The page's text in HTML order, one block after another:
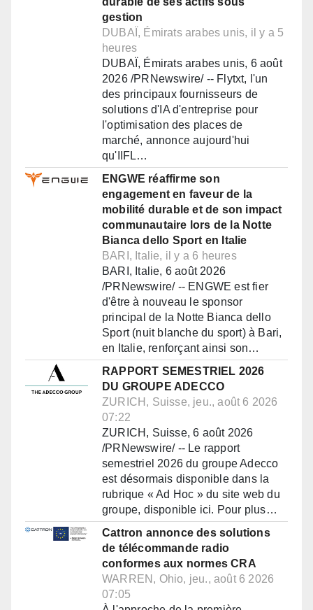
gestion
DUBAÏ, Émirats arabes unis, il y a 5
heures
DUBAÏ, Émirats arabes unis, 6 août
2026 /PRNewswire/ -- Flytxt, l'un
des principaux fournisseurs de
solutions d'IA d'entreprise pour
l'optimisation des places de
marché, annonce aujourd'hui
qu'IIFL…
ENGWE réaffirme son
engagement en faveur de la
mobilité durable et de son impact
communautaire lors de la Notte
Bianca dello Sport en Italie
BARI, Italie, il y a 6 heures
BARI, Italie, 6 août 2026
/PRNewswire/ -- ENGWE est fier
d'être à nouveau le sponsor
principal de la Notte Bianca dello
Sport (nuit blanche du sport) à Bari,
en Italie, renforçant ainsi son…
RAPPORT SEMESTRIEL 2026
DU GROUPE ADECCO
ZURICH, Suisse, jeu., août 6 2026
07:22
ZURICH, Suisse, 6 août 2026
/PRNewswire/ -- Le rapport
semestriel 2026 du groupe Adecco
est désormais disponible dans la
rubrique « Ad Hoc » du site web du
groupe, disponible ici. Pour plus…
Cattron annonce des solutions
de télécommande radio
conformes aux normes CRA
WARREN, Ohio, jeu., août 6 2026
07:05